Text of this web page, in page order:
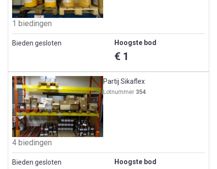
1 biedingen
Bieden gesloten Hoogste bod
€ 1
Partij Sikaflex
Lotnummer 354
4 biedingen
Bieden gesloten Hoogste bod